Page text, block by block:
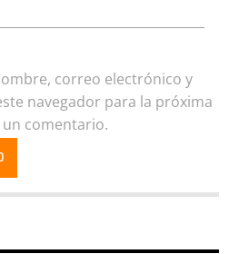
correo electrónico y
navegador para la próxima
un comentario.